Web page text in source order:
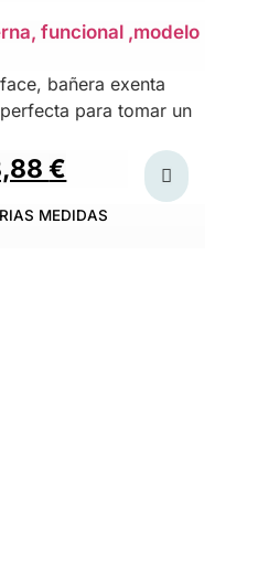
funcional ,modelo
bañera exenta
para tomar un
€
MEDIDAS